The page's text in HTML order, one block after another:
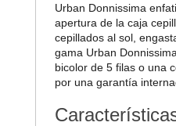
Urban Donnissima
apertura de la caja
cepillados al sol,
gama Urban
bicolor de 5 filas o una
por una garantía